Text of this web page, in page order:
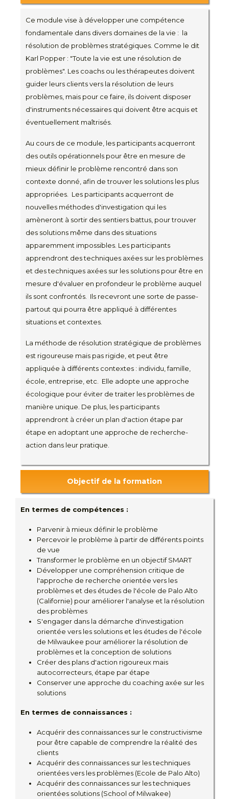
Ce module vise à développer une compétence
fondamentale dans divers domaines de la vie : la
résolution de problèmes stratégiques. Comme le dit
Karl Popper : "Toute la vie est une résolution de
problèmes". Les coachs ou les thérapeutes doivent
guider leurs clients vers la résolution de leurs
problèmes, mais pour ce faire, ils doivent disposer
d'instruments nécessaires qui doivent être acquis et
éventuellement maîtrisés.
Au cours de ce module, les participants acquerront
des outils opérationnels pour être en mesure de
mieux définir le problème rencontré dans son
contexte donné, afin de trouver les solutions les plus
appropriées. Les participants acquerront de
nouvelles méthodes d'investigation qui les
amèneront à sortir des sentiers battus, pour trouver
des solutions même dans des situations
apparemment impossibles. Les participants
apprendront des techniques axées sur les problèmes
et des techniques axées sur les solutions pour être en
mesure d'évaluer en profondeur le problème auquel
ils sont confrontés. Ils recevront une sorte de passe-
partout qui pourra être appliqué à différentes
situations et contextes.
La méthode de résolution stratégique de problèmes
est rigoureuse mais pas rigide, et peut être
appliquée à différents contextes : individu, famille,
école, entreprise, etc. Elle adopte une approche
écologique pour éviter de traiter les problèmes de
manière unique. De plus, les participants
apprendront à créer un plan d'action étape par
étape en adoptant une approche de recherche-
action dans leur pratique.
Objectif de la formation
En termes de compétences :
Parvenir à mieux définir le problème
Percevoir le problème à partir de différents points
de vue
Transformer le problème en un objectif SMART
Développer une compréhension critique de
l'approche de recherche orientée vers les
problèmes et des études de l'école de Palo Alto
(Californie) pour améliorer l'analyse et la résolution
des problèmes
S'engager dans la démarche d'investigation
orientée vers les solutions et les études de l'école
de Milwaukee pour améliorer la résolution de
problèmes et la conception de solutions
Créer des plans d'action rigoureux mais
autocorrecteurs, étape par étape
Conserver une approche du coaching axée sur les
solutions
En termes de connaissances :
Acquérir des connaissances sur le constructivisme
pour être capable de comprendre la réalité des
clients
Acquérir des connaissances sur les techniques
orientées vers les problèmes (Ecole de Palo Alto)
Acquérir des connaissances sur les techniques
orientées solutions (School of Milwakee)